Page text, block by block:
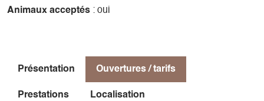
Aire d'accueil camping-car de Richardière se trouve face au
Jeton à l’unité : 3 €
Mont Aiguille (tél: 04 76 34 41 71) à coté du Foyer de Ski et
Animaux acceptés : oui
Présentation Ouvertures / tarifs
Prestations Localisation